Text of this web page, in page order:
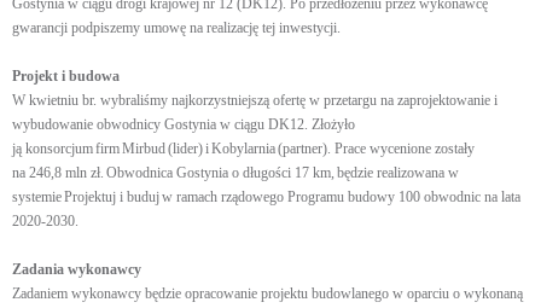
Gostynia w ciągu drogi krajowej nr 12 (DK12). Po przedłożeniu przez wykonawcę
gwarancji podpiszemy umowę na realizację tej inwestycji.
Projekt i budowa
W kwietniu br. wybraliśmy najkorzystniejszą ofertę w przetargu na zaprojektowanie i
wybudowanie obwodnicy Gostynia w ciągu DK12. Złożyło
ją konsorcjum firm Mirbud (lider) i Kobylarnia (partner). Prace wycenione zostały
na 246,8 mln zł. Obwodnica Gostynia o długości 17 km, będzie realizowana w
systemie Projektuj i buduj w ramach rządowego Programu budowy 100 obwodnic na lata
2020-2030.
Zadania wykonawcy
Zadaniem wykonawcy będzie opracowanie projektu budowlanego w oparciu o wykonaną